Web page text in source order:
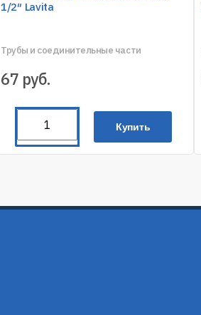
1/2″ Lavita
Трубы и соединительные части
67 руб.
Купить